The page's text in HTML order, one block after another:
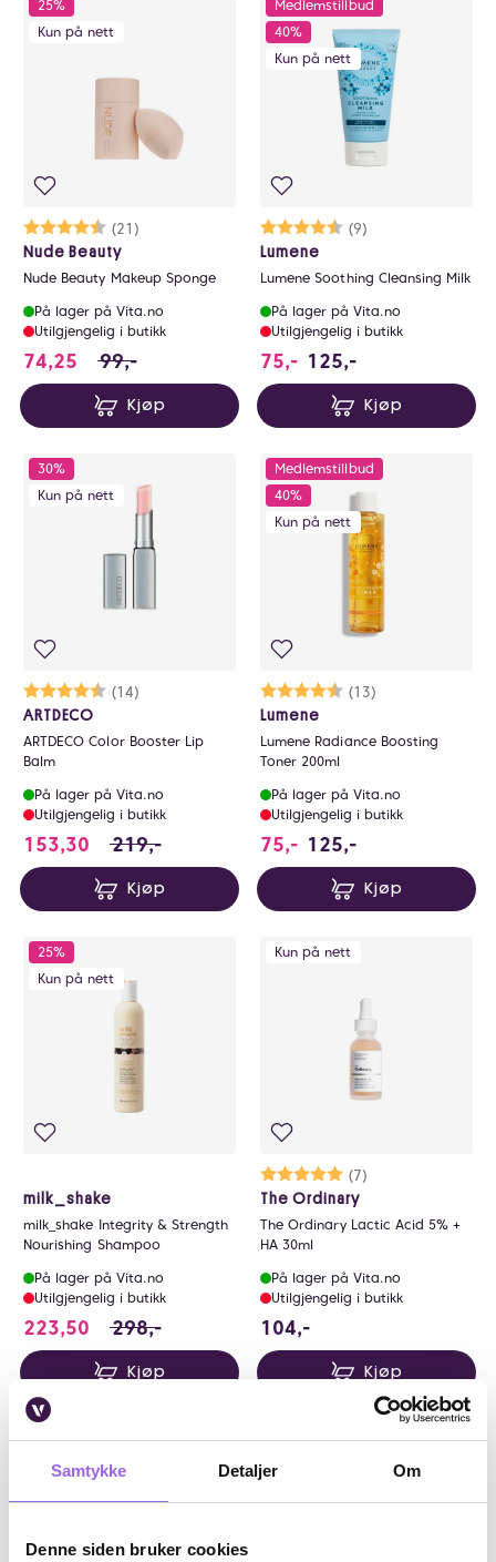
Samtykke Detaljer Om
Denne siden bruker cookies
25%
Kun på nett
Karakter:
(21)
4.2 av 5 mulige
Nude Beauty
Nude Beauty Makeup Sponge
På lager på Vita.no
Utilgjengelig i butikk
74,25 74.25 i stedet for 99 NOK, du sparer 24.75
99,-
Kjøp
Medlemstillbud
40%
Kun på nett
Karakter:
(9)
4.6 av 5 mulige
Lumene
Lumene Soothing Cleansing Milk
På lager på Vita.no
Utilgjengelig i butikk
75,- 125,-
Kjøp
30%
Kun på nett
Karakter:
(14)
4.7 av 5 mulige
ARTDECO
ARTDECO Color Booster Lip
Balm
På lager på Vita.no
Utilgjengelig i butikk
153,30 153.3 i stedet for 219 NOK, du sparer
219,-
Kjøp
Medlemstillbud
40%
Kun på nett
Karakter:
(13)
4.3 av 5 mulige
Lumene
Lumene Radiance Boosting
Toner 200ml
På lager på Vita.no
Utilgjengelig i butikk
75,- 125,-
Kjøp
25%
Kun på nett
milk_shake
milk_shake Integrity & Strength
Nourishing Shampoo
På lager på Vita.no
Utilgjengelig i butikk
223,50 223.5 i stedet for 298 NOK, du sparer 74.5
298,-
Kjøp
Kun på nett
Karakter:
(7)
5.0 av 5 mulige
The Ordinary
The Ordinary Lactic Acid 5% +
HA 30ml
På lager på Vita.no
Utilgjengelig i butikk
104,-
Kjøp
40%